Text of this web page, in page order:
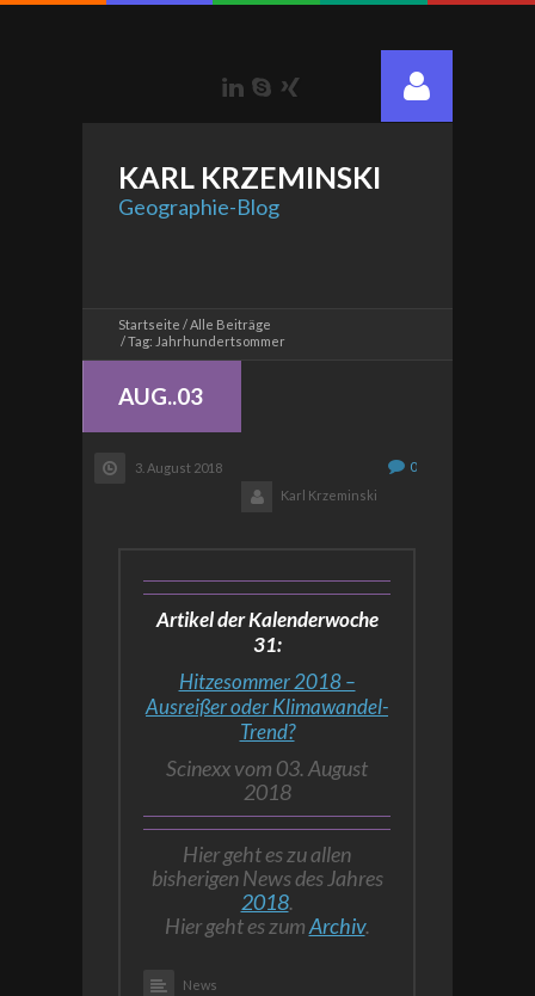
LinkedIn
Skype
KARL KRZEMINSKI
Geographie-Blog
Startseite
Alle Beiträge
Tag: Jahrhundertsommer
AUG..03
3. August 2018
0
Karl Krzeminski
Artikel der Kalenderwoche
31:
Hitzesommer 2018 –
Ausreißer oder Klimawandel-
Trend?
Scinexx vom 03. August
2018
Hier geht es zu allen
bisherigen News des Jahres
2018.
Hier geht es zumArchiv.
News